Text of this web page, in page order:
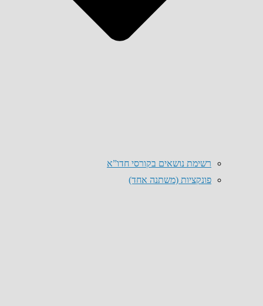
רשימת נושאים בקורסי חדו”א
פונקציות (משתנה אחד)